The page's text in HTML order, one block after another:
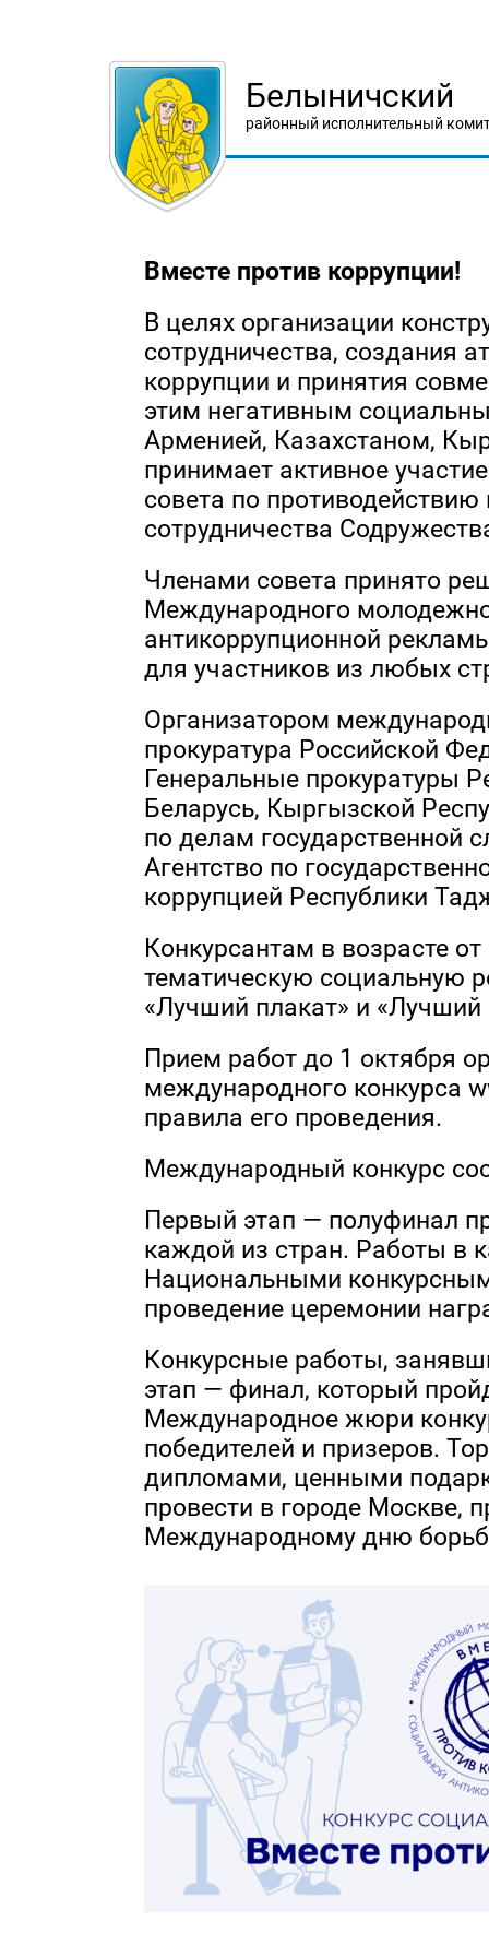
Белыничский
районный исполнительный
Вместе против коррупции!
В целях организации
сотрудничества, создания
коррупции и принятия
этим негативным
Арменией, Казахстаном,
принимает активное
совета по
сотрудничества
Членами совета принято
Международного
антикоррупционной
для участников из любых
Организатором
прокуратура Российской
Генеральные прокуратуры
Беларусь, Кыргызской
по делам государственной
Агентство по
коррупцией Республики
Конкурсантам в возрасте
тематическую социальную
«Лучший плакат» и «Лучший
Прием работ до 1 октября
международного конкурса
правила его проведения.
Международный конкурс
Первый этап — полуфинал
каждой из стран. Работы в
Национальными
проведение церемонии
Конкурсные работы,
этап — финал, который
Международное жюри
победителей и призеров.
дипломами, ценными
провести в городе Москве,
Международному дню